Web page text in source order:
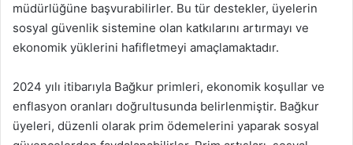
müdürlüğüne başvurabilirler. Bu tür destekler, üyelerin
sosyal güvenlik sistemine olan katkılarını artırmayı ve
ekonomik yüklerini hafifletmeyi amaçlamaktadır.
2024 yılı itibarıyla Bağkur primleri, ekonomik koşullar ve
enflasyon oranları doğrultusunda belirlenmiştir. Bağkur
üyeleri, düzenli olarak prim ödemelerini yaparak sosyal